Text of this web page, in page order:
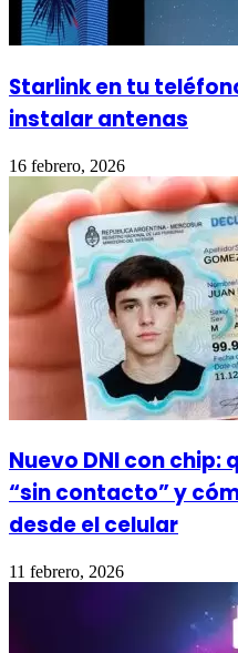
Starlink en tu
instalar antenas
16 febrero, 2026
Nuevo DNI con chip:
“sin contacto” y
desde el celular
11 febrero, 2026